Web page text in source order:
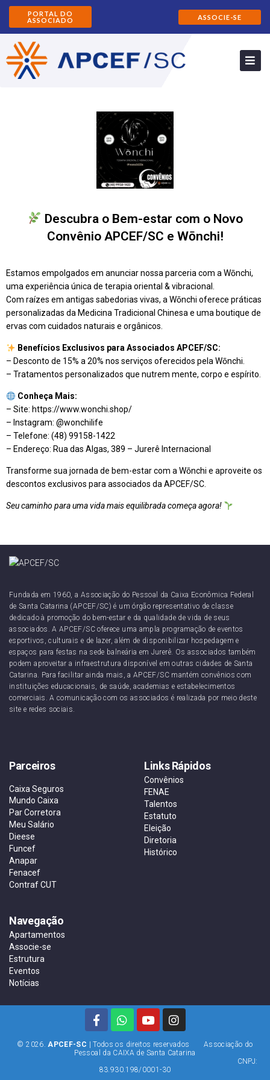
PORTAL DO
ASSOCIADO
ASSOCIE-SE
Descubra o Bem-estar com o Novo
Convênio APCEF/SC e Wōnchi!
Estamos empolgados em anunciar nossa parceria com a Wōnchi,
uma experiência única de terapia oriental & vibracional.
Com raízes em antigas sabedorias vivas, a Wōnchi oferece práticas
personalizadas da Medicina Tradicional Chinesa e uma boutique de
ervas com cuidados naturais e orgânicos.
Benefícios Exclusivos para Associados APCEF/SC:
– Desconto de 15% a 20% nos serviços oferecidos pela Wōnchi.
– Tratamentos personalizados que nutrem mente, corpo e espírito.
Conheça Mais:
– Site: https://www.wonchi.shop/
– Instagram: @wonchilife
– Telefone: (48) 99158-1422
– Endereço: Rua das Algas, 389 – Jurerê Internacional
Transforme sua jornada de bem-estar com a Wōnchi e aproveite os
descontos exclusivos para associados da APCEF/SC.
Seu caminho para uma vida mais equilibrada começa agora!
Fundada em 1960, a Associação do Pessoal da Caixa Econômica Federal
de Santa Catarina (APCEF/SC) é um órgão representativo de classe
dedicado à promoção do bem-estar e da qualidade de vida de seus
associados. A APCEF/SC oferece uma ampla programação de eventos
esportivos, culturais e de lazer, além de disponibilizar hospedagem e
espaços para festas na sede balneária em Jurerê. Os associados também
podem aproveitar a infraestrutura disponível em outras cidades de Santa
Catarina. Para facilitar ainda mais, a APCEF/SC mantém convênios com
instituições educacionais, de saúde, academias e estabelecimentos
comerciais. A comunicação com os associados é realizada por meio deste
site e redes sociais.
Parceiros
Caixa Seguros
Mundo Caixa
Par Corretora
Meu Salário
Dieese
Funcef
Anapar
Fenacef
Contraf CUT
Links Rápidos
Convênios
FENAE
Talentos
Estatuto
Eleição
Diretoria
Histórico
Navegação
Apartamentos
Associe-se
Estrutura
Eventos
Notícias
© 2026.APCEF-SC | Todos os direitos reservados Associação do
Pessoal da CAIXA de Santa Catarina
CNPJ:
83.930.198/0001-30